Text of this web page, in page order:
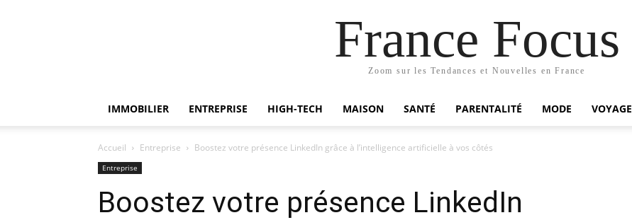
France Focus
Zoom sur les Tendances et Nouvelles en France
IMMOBILIER ENTREPRISE HIGH-TECH MAISON SANTÉ PARENTALITÉ MODE VOYAGE
Accueil Entreprise Boostez votre présence LinkedIn grâce à l’intelligence artificielle à vos côtés
Entreprise
Boostez votre présence LinkedIn